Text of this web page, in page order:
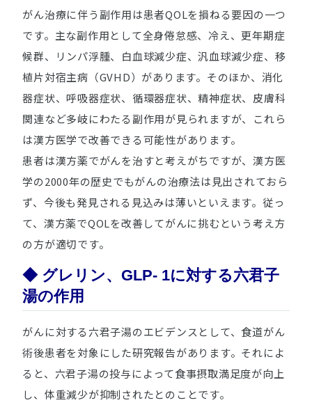
がん治療に伴う副作用は患者QOLを損ねる要因の一つ
です。主な副作用として全身倦怠感、冷え、更年期症
候群、リンパ浮腫、白血球減少症、汎血球減少症、移
植片対宿主病（GVHD）があります。そのほか、消化
器症状、呼吸器症状、循環器症状、精神症状、皮膚科
関連など多岐にわたる副作用が見られますが、これら
は漢方医学で改善できる可能性があります。
患者は漢方薬でがんを治すと考えがちですが、漢方医
学の2000年の歴史でもがんの治療法は見出されておら
ず、今後も発見される見込みは薄いといえます。従っ
て、漢方薬でQOLを改善してがんに挑むという考え方
の方が適切です。
◆ グレリン、GLP- 1に対する六君子
湯の作用
がんに対する六君子湯のエビデンスとして、食道がん
術後患者を対象にした研究報告があります。それによ
ると、六君子湯の投与によって食事摂取満足度が向上
し、体重減少が抑制されたとのことです。